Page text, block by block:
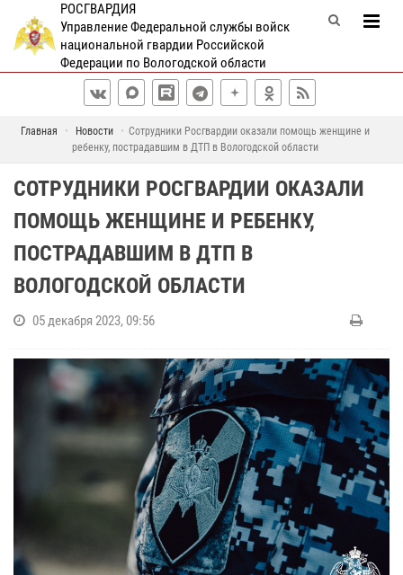
РОСГВАРДИЯ
Управление Федеральной службы войск
национальной гвардии Российской
Федерации по Вологодской области
Главная Новости
Сотрудники Росгвардии оказали помощь женщине и
ребенку, пострадавшим в ДТП в Вологодской области
СОТРУДНИКИ РОСГВАРДИИ ОКАЗАЛИ
ПОМОЩЬ ЖЕНЩИНЕ И РЕБЕНКУ,
ПОСТРАДАВШИМ В ДТП В
ВОЛОГОДСКОЙ ОБЛАСТИ
05 декабря 2023, 09:56